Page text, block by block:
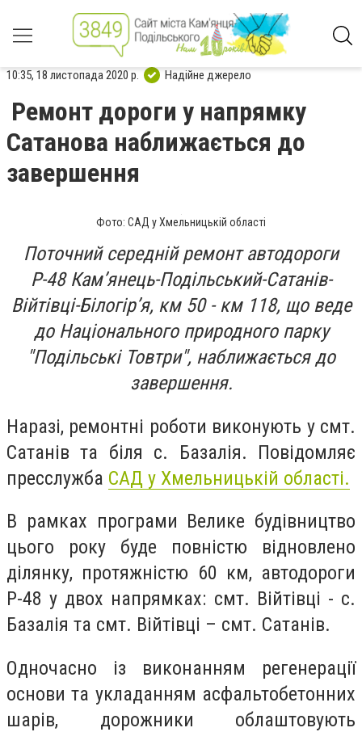
10:35, 18 листопада 2020 р. Надійне джерело
Ремонт дороги у напрямку
Сатанова наближається до
завершення
Фото: САД у Хмельницькій області
Поточний середній ремонт автодороги
Р-48 Кам’янець-Подільський-Сатанів-
Війтівці-Білогір’я, км 50 - км 118, що веде
до Національного природного парку
"Подільські Товтри", наближається до
завершення.
Наразі, ремонтні роботи виконують у смт.
Сатанів та біля с. Базалія. Повідомляє
пресслужба САД у Хмельницькій області.
В рамках програми Велике будівництво
цього року буде повністю відновлено
ділянку, протяжністю 60 км, автодороги
Р-48 у двох напрямках: смт. Війтівці - с.
Базалія та смт. Війтівці – смт. Сатанів.
Одночасно із виконанням регенерації
основи та укладанням асфальтобетонних
шарів, дорожники облаштовують